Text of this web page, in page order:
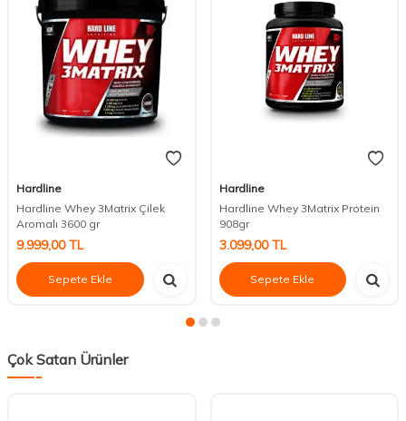
Hardline
Hardline Whey 3Matrix Çilek
Aromalı 3600 gr
9.999,00TL
Sepete Ekle
Hardline
Hardline Whey 3Matrix Protein
908gr
3.099,00TL
Sepete Ekle
Çok Satan Ürünler